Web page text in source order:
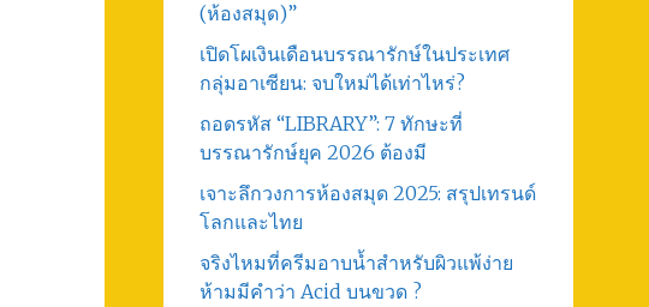
(ห้องสมุด)”
เปิดโผเงินเดือนบรรณารักษ์ในประเทศ
กลุ่มอาเซียน: จบใหม่ได้เท่าไหร่?
ถอดรหัส “LIBRARY”: 7 ทักษะที่
บรรณารักษ์ยุค 2026 ต้องมี
เจาะลึกวงการห้องสมุด 2025: สรุปเทรนด์
โลกและไทย
จริงไหมที่ครีมอาบน้ำสำหรับผิวแพ้ง่าย
ห้ามมีคำว่า Acid บนขวด ?